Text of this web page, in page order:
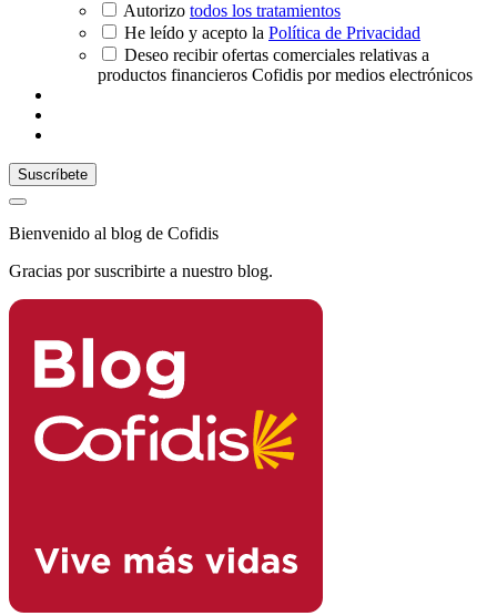
Autorizo todos los tratamientos
He leído y acepto la Política de Privacidad
Deseo recibir ofertas comerciales relativas a
productos financieros Cofidis por medios electrónicos
Bienvenido al blog de Cofidis
Gracias por suscribirte a nuestro blog.